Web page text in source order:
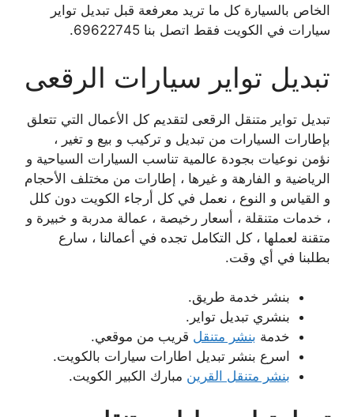
الخاص بالسيارة كل ما تريد معرفعة قبل تبديل تواير
سيارات في الكويت فقط اتصل بنا 69622745.
تبديل تواير سيارات الرقعى
تبديل تواير متنقل الرقعى لتقديم كل الأعمال التي تتعلق
بإطارات السيارات من تبديل و تركيب و بيع و تغير ،
نؤمن نوعيات بجودة عالمية تناسب السيارات السياحية و
الرياضية و الفارهة و غيرها ، إطارات من مختلف الأحجام
و القياس و النوع ، نعمل في كل أرجاء الكويت دون كلل
، خدمات متنقلة ، أسعار رخيصة ، عمالة مدربة و خبيرة و
متقنة لعملها ، كل التكامل تجده في أعمالنا ، سارع
بطلبنا في أي وقت.
بنشر خدمة طريق.
بنشري تبديل تواير.
خدمة بنشر متنقل قريب من موقعي.
اسرع بنشر تبديل اطارات سيارات بالكويت.
بنشر متنقل القرين مبارك الكبير الكويت.